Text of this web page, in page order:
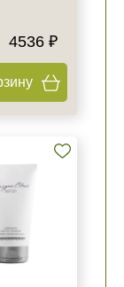
4536 ₽